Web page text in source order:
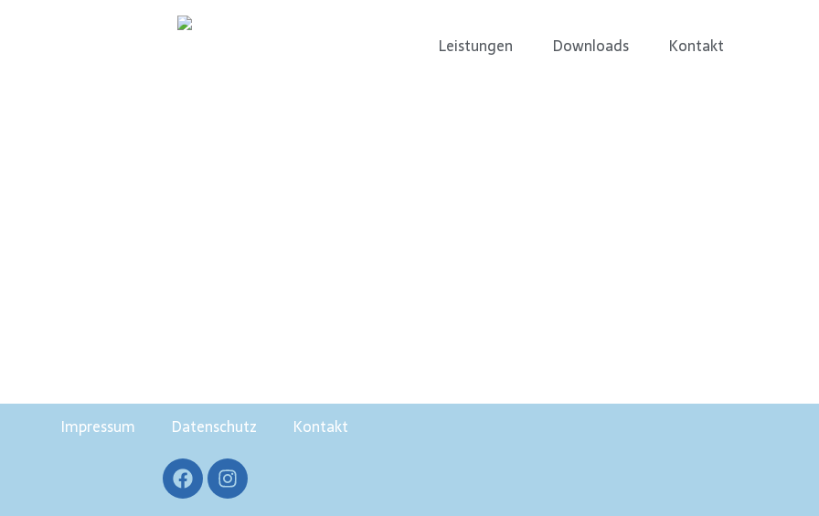
Leistungen Downloads Kontakt
Impressum Datenschutz Kontakt